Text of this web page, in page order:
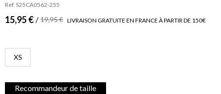
Ref. S25CA0562-255
15,95 € / 19,95 € LIVRAISON GRATUITE EN FRANCE À PARTIR DE 150€
XS
Recommandeur de taille